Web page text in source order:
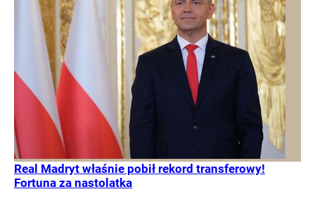
Real Madryt właśnie pobił rekord transferowy!
Fortuna za nastolatka